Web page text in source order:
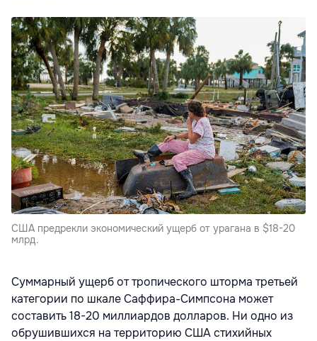
США предрекли экономический ущерб от урагана в $18-20
млрд.
Суммарный ущерб от тропического шторма третьей
категории по шкале Саффира-Симпсона может
составить 18-20 миллиардов долларов. Ни одно из
обрушившихся на территорию США стихийных